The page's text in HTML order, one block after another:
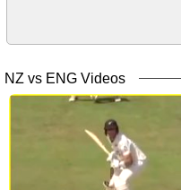
NZ vs ENG Videos